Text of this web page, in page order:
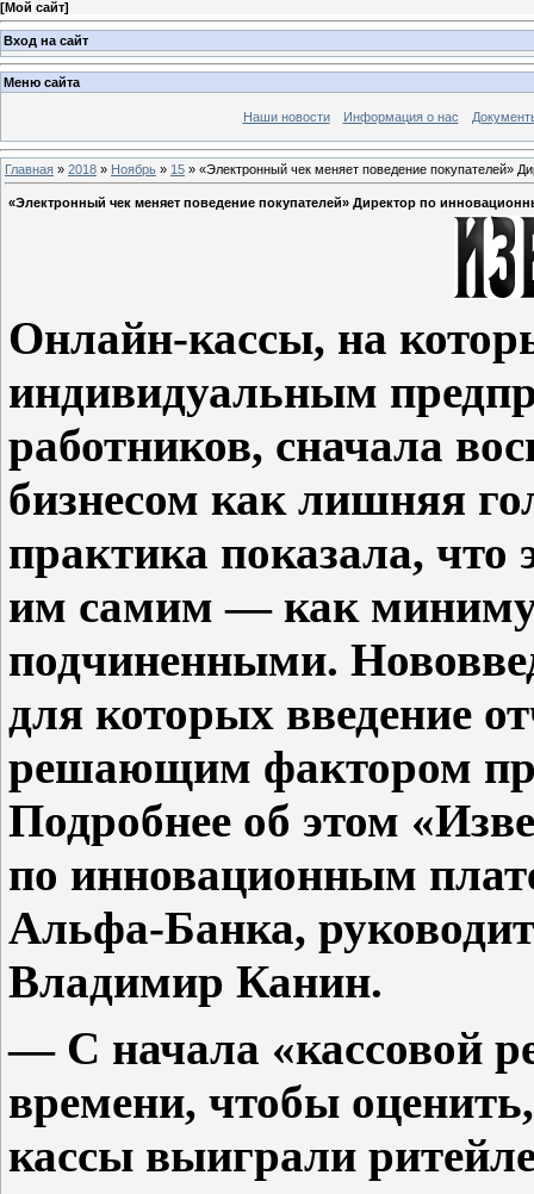
[Мой сайт]
Вход на сайт
Меню сайта
Наши новости Информация о нас
Главная » 2018 » Ноябрь » 15 » «Электронный чек меняет поведение покупателей»
«Электронный чек меняет поведение покупателей» Директор по
Онлайн-кассы, на
индивидуальным
работников, сначала
бизнесом как лишняя
практика показала, что
им самим — как
подчиненными.
для которых введение
решающим фактором
Подробнее об этом
по инновационным
Альфа-Банка,
Владимир Канин.
— С начала «кассовой
времени, чтобы
кассы выиграли